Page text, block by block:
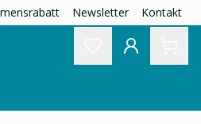
Newsletter Kontakt